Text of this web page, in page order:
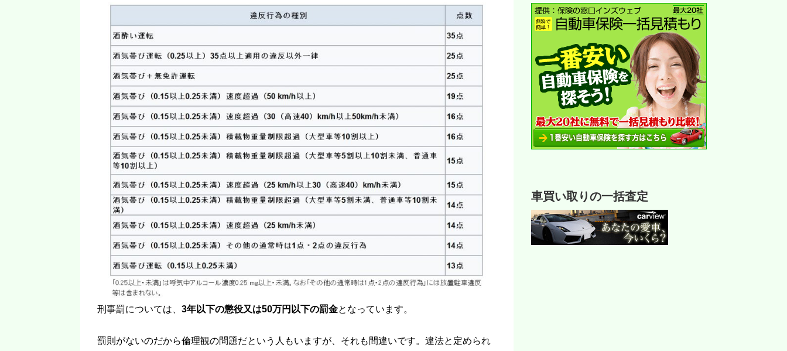
刑事罰については、 3年以下の懲役又は50万円以下の罰金となっています。
罰則がないのだから倫理観の問題だという人もいますが、それも間違いです。違法と定められ
車買い取りの一括査定